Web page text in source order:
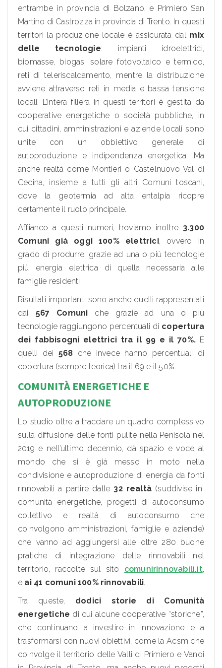
entrambe in provincia di Bolzano, e Primiero San
Martino di Castrozza in provincia di Trento. In questi
territori la produzione locale è assicurata dal mix
delle tecnologie: impianti idroelettrici,
biomasse, biogas, solare fotovoltaico e termico,
reti di teleriscaldamento, mentre la distribuzione
avviene attraverso reti in media e bassa tensione
locali. L’intera filiera in questi territori è gestita da
cooperative energetiche o società pubbliche, in
cui cittadini, amministrazioni e aziende locali sono
unite con un obbiettivo generale di
autoproduzione e indipendenza energetica. Ma
anche realtà come Montieri o Castelnuovo Val di
Cecina, insieme a tutti gli altri Comuni toscani,
dove la geotermia ad alta entalpia ricopre
certamente il ruolo principale.
Affianco a questi numeri, troviamo inoltre 3.300
Comuni già oggi 100% elettrici, ovvero in
grado di produrre, grazie ad una o più tecnologie
più energia elettrica di quella necessaria alle
famiglie residenti.
Risultati importanti sono anche quelli rappresentati
dai 567 Comuni che grazie ad una o più
tecnologie raggiungono percentuali di copertura
dei fabbisogni elettrici tra il 99 e il 70%.E
quelli dei 568 che invece hanno percentuali di
copertura (sempre teorica) tra il 69 e il 50%.
COMUNITÀ ENERGETICHE E
AUTOPRODUZIONE
Lo studio oltre a tracciare un quadro complessivo
sulla diffusione delle fonti pulite nella Penisola nel
2019 e nell’ultimo decennio, dà spazio e voce al
mondo che si è già messo in moto nella
condivisione e autoproduzione di energia da fonti
rinnovabili a partire dalle 32 realtà (suddivise in
comunità energetiche, progetti di autoconsumo
collettivo e realtà di autoconsumo che
coinvolgono amministrazioni, famiglie e aziende)
che vanno ad aggiungersi alle oltre 280 buone
pratiche di integrazione delle rinnovabili nel
territorio, raccolte sul sito comunirinnovabili.it,
e ai 41 comuni 100% rinnovabili.
Tra queste, dodici storie di
Comunità
energetiche di cui alcune cooperative “storiche”,
che continuano a investire in innovazione e a
trasformarsi con nuovi obiettivi, come la Acsm che
coinvolge il territorio delle Valli di Primiero e Vanoi